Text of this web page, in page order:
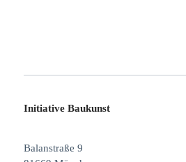
Initiative Baukunst
Balanstraße 9